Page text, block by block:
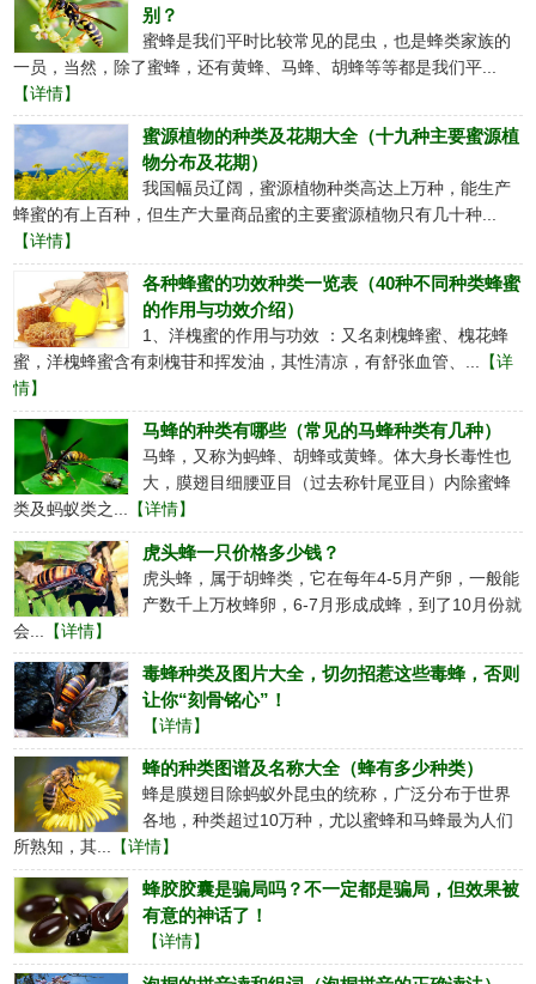
别？
蜜蜂是我们平时比较常见的昆虫，也是蜂类家族的
一员，当然，除了蜜蜂，还有黄蜂、马蜂、胡蜂等等都是我们平...
【详情】
蜜源植物的种类及花期大全（十九种主要蜜源植
物分布及花期）
我国幅员辽阔，蜜源植物种类高达上万种，能生产
蜂蜜的有上百种，但生产大量商品蜜的主要蜜源植物只有几十种...
【详情】
各种蜂蜜的功效种类一览表（40种不同种类蜂蜜
的作用与功效介绍）
1、洋槐蜜的作用与功效 ：又名刺槐蜂蜜、槐花蜂
蜜，洋槐蜂蜜含有刺槐苷和挥发油，其性清凉，有舒张血管、... 【详
情】
马蜂的种类有哪些（常见的马蜂种类有几种）
马蜂，又称为蚂蜂、胡蜂或黄蜂。体大身长毒性也
大，膜翅目细腰亚目（过去称针尾亚目）内除蜜蜂
类及蚂蚁类之... 【详情】
虎头蜂一只价格多少钱？
虎头蜂，属于胡蜂类，它在每年4-5月产卵，一般能
产数千上万枚蜂卵，6-7月形成成蜂，到了10月份就
会...
【详情】
毒蜂种类及图片大全，切勿招惹这些毒蜂，否则
让你“刻骨铭心”！
【详情】
蜂的种类图谱及名称大全（蜂有多少种类）
蜂是膜翅目除蚂蚁外昆虫的统称，广泛分布于世界
各地，种类超过10万种，尤以蜜蜂和马蜂最为人们
所熟知，其... 【详情】
蜂胶胶囊是骗局吗？不一定都是骗局，但效果被
有意的神话了！
【详情】